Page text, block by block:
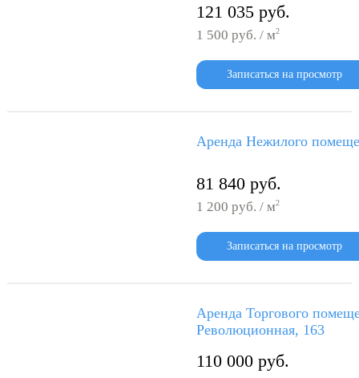
121 035 руб.
1 500 руб. / м2
Записаться на просмотр
Аренда Нежилого
81 840 руб.
1 200 руб. / м2
Записаться на просмотр
Аренда Торгового
Революционная, 163
110 000 руб.